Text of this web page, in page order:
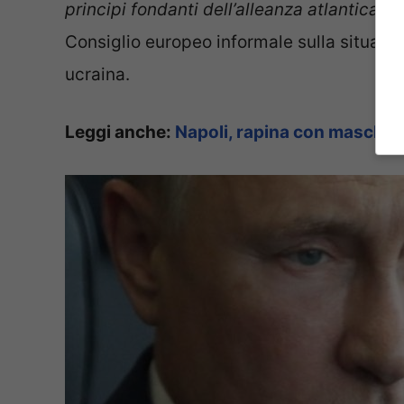
principi fondanti dell’alleanza atlantica”
,
Consiglio europeo informale sulla
ucraina.
Leggi anche: Napoli, rapina con